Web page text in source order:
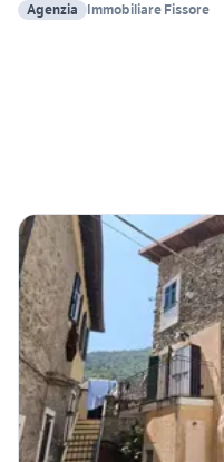
Agenzia
Immobiliare Fissore